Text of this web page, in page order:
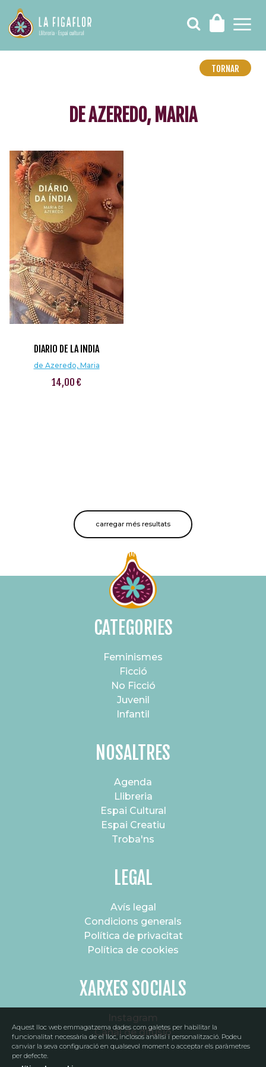
TORNAR
DE AZEREDO, MARIA
DIARIO DE LA INDIA
de Azeredo, Maria
14,00 €
carregar més resultats
CATEGORIES
Feminismes
Ficció
No Ficció
Juvenil
Infantil
NOSALTRES
Agenda
Llibreria
Espai Cultural
Espai Creatiu
Troba'ns
LEGAL
Avís legal
Condicions generals
Política de privacitat
Política de cookies
XARXES SOCIALS
Canal de difusió
Aquest lloc web emmagatzema dades com galetes per habilitar la
funcionalitat necessària de el lloc, inclosos anàlisi i personalització. Podeu
canviar la seva configuració en qualsevol moment o acceptar els paràmetres
per defecte.